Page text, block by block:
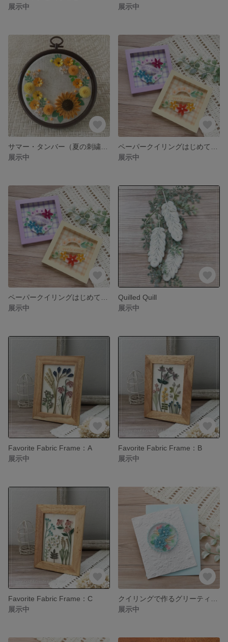
展示中
展示中
展示中
展示中
展示中
Quilled Quill
展示中
Favorite Fabric Frame：A
展示中
Favorite Fabric Frame：B
展示中
Favorite Fabric Frame：C
展示中
展示中